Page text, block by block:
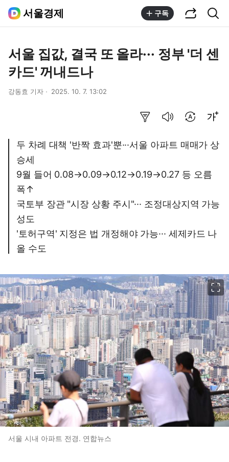
서울경제 구독
서울 집값, 결국 또 올라··· 정부 '더 센
카드' 꺼내드나
강동효 기자 2025. 10. 7. 13:02
두 차례 대책 '반짝 효과'뿐···서울 아파트 매매가 상
승세
9월 들어 0.08→0.09→0.12→0.19→0.27 등 오름
폭↑
국토부 장관 "시장 상황 주시"··· 조정대상지역 가능
성도
'토허구역' 지정은 법 개정해야 가능··· 세제카드 나
올 수도
서울 시내 아파트 전경. 연합뉴스